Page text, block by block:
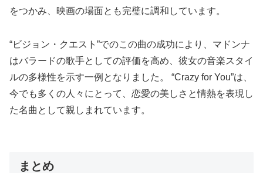
をつかみ、映画の場面とも完璧に調和しています。
“ビジョン・クエスト”でのこの曲の成功により、マドンナ
はバラードの歌手としての評価を高め、彼女の音楽スタイ
ルの多様性を示す一例となりました。 “Crazy for You”は、
今でも多くの人々にとって、恋愛の美しさと情熱を表現し
た名曲として親しまれています。
まとめ